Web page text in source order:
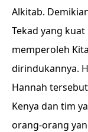
Alkitab.
Tekad yang
memperoleh
dirindukannya.
Hannah
Kenya dan tim
orang-orang